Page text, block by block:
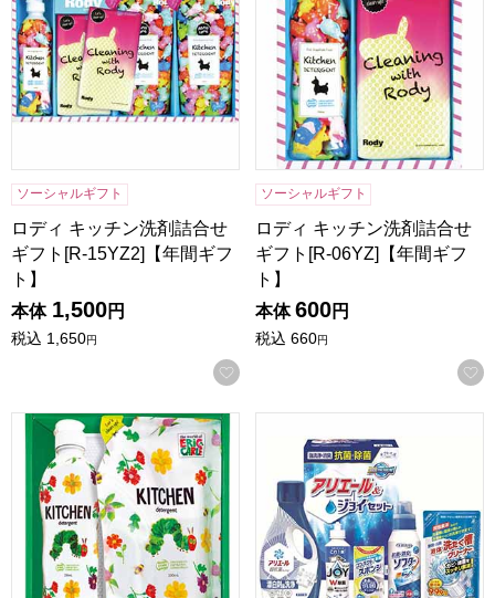
ソーシャルギフト
ロディ キッチン洗剤詰合せ
ギフト[R-15YZ2]【年間ギフ
ト】
本体 1,500円
税込 1,650円
お気に入りに登録する
ソーシャルギフト
ロディ キッチン洗剤詰合せ
ギフト[R-06YZ]【年間ギフ
ト】
本体 600円
税込 660円
はらぺこあおむし キッチン洗剤セット[H-08AZ]【年間ギフ